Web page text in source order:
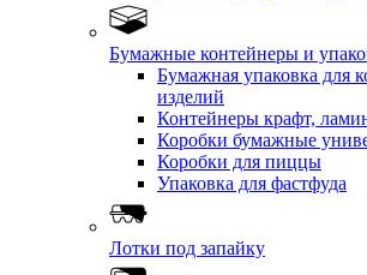
Бумажные контейнеры и
Бумажная упаковка для
изделий
Контейнеры крафт,
Коробки бумажные
Коробки для пиццы
Упаковка для фастфуда
Лотки под запайку